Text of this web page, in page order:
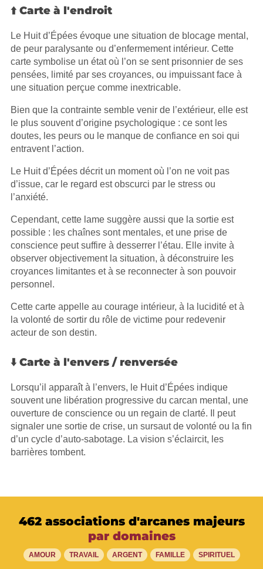
⬆️ Carte à l'endroit
Le Huit d’Épées évoque une situation de blocage mental,
de peur paralysante ou d’enfermement intérieur. Cette
carte symbolise un état où l’on se sent prisonnier de ses
pensées, limité par ses croyances, ou impuissant face à
une situation perçue comme inextricable.
Bien que la contrainte semble venir de l’extérieur, elle est
le plus souvent d’origine psychologique : ce sont les
doutes, les peurs ou le manque de confiance en soi qui
entravent l’action.
Le Huit d’Épées décrit un moment où l’on ne voit pas
d’issue, car le regard est obscurci par le stress ou
l’anxiété.
Cependant, cette lame suggère aussi que la sortie est
possible : les chaînes sont mentales, et une prise de
conscience peut suffire à desserrer l’étau. Elle invite à
observer objectivement la situation, à déconstruire les
croyances limitantes et à se reconnecter à son pouvoir
personnel.
Cette carte appelle au courage intérieur, à la lucidité et à
la volonté de sortir du rôle de victime pour redevenir
acteur de son destin.
⬇️ Carte à l'envers / renversée
Lorsqu’il apparaît à l’envers, le Huit d’Épées indique
souvent une libération progressive du carcan mental, une
ouverture de conscience ou un regain de clarté. Il peut
signaler une sortie de crise, un sursaut de volonté ou la fin
d’un cycle d’auto-sabotage. La vision s’éclaircit, les
barrières tombent.
462 associations d'arcanes majeurs
par domaines
AMOUR TRAVAIL ARGENT FAMILLE SPIRITUEL